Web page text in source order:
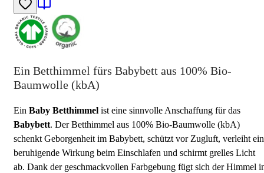
Ein Betthimmel fürs Babybett aus 100% Bio-
Baumwolle (kbA)
Ein Baby Betthimmel ist eine sinnvolle Anschaffung für das
Babybett. Der Betthimmel aus 100% Bio-Baumwolle (kbA)
schenkt Geborgenheit im Babybett, schützt vor Zugluft, verleiht
beruhigende Wirkung beim Einschlafen und schirmt grelles Licht
ab. Dank der geschmackvollen Farbgebung fügt sich der Himmel